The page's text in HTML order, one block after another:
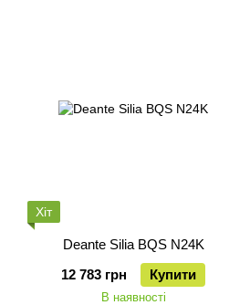
Хіт
Deante Silia BQS N24K
12 783 грн
Купити
В наявності